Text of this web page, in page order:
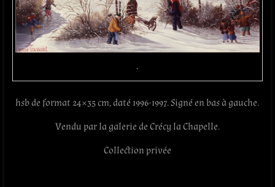
.
hsb de format 24×35 cm, daté 1996-1997. Signé en bas à gauche.
Vendu par la galerie de Crécy la Chapelle.
Collection privée